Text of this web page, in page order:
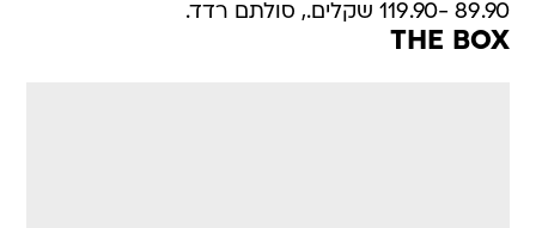
89.90 -119.90 שקלים., סולתם רדד.
THE BOX